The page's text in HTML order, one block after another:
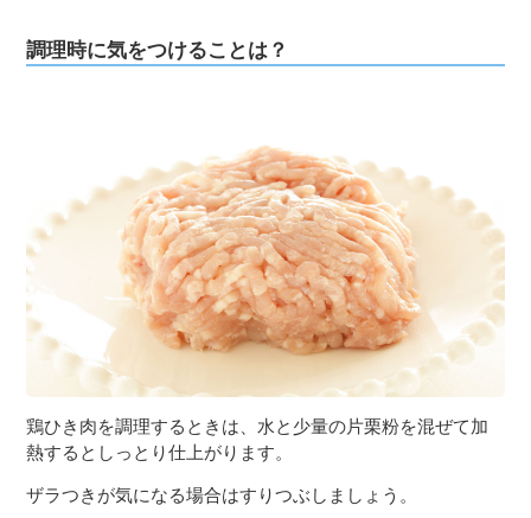
調理時に気をつけることは？
鶏ひき肉を調理するときは、水と少量の片栗粉を混ぜて加
熱するとしっとり仕上がります。
ザラつきが気になる場合はすりつぶしましょう。